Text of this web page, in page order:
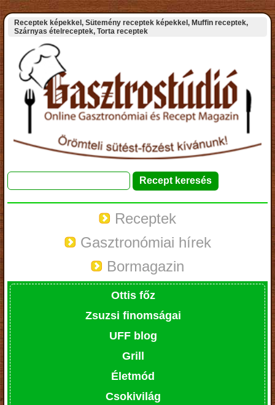
Receptek képekkel, Sütemény receptek képekkel, Muffin receptek,
Szárnyas ételreceptek, Torta receptek
Receptek
Gasztronómiai hírek
Bormagazin
Ottis főz
Zsuzsi finomságai
UFF blog
Grill
Életmód
Csokivilág